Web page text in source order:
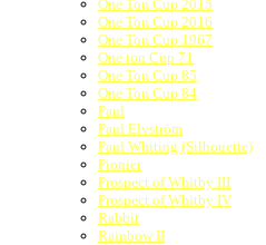
One Ton Cup 2015
One Ton Cup 2016
One Ton Cup 1967
One ton Cup 71
One Ton Cup 85
One Ton Cup 84
Paul
Paul Elvström
Paul Whiting (Silhouette)
Pionier
Prospect of Whitby III
Prospect of Whitby IV
Rabbit
Rainbow II